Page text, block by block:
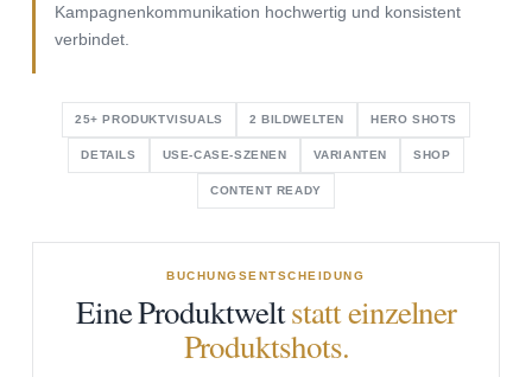
Kampagnenkommunikation hochwertig und konsistent
verbindet.
25+ PRODUKTVISUALS 2 BILDWELTEN HERO SHOTS
DETAILS USE-CASE-SZENEN VARIANTEN SHOP
CONTENT READY
BUCHUNGSENTSCHEIDUNG
Eine Produktweltstatt einzelner
Produktshots.